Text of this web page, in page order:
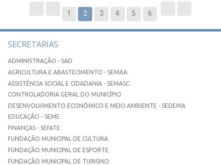
1 2 3 4 5 6
SECRETARIAS
ADMINISTRAÇÃO - SAD
AGRICULTURA E ABASTECIMENTO - SEMAA
ASSISTÊNCIA SOCIAL E CIDADANIA - SEMASC
CONTROLADORIA GERAL DO MUNICÍPIO
DESENVOLVIMENTO ECONÔMICO E MEIO AMBIENTE - SEDEMA
EDUCAÇÃO - SEME
FINANÇAS - SEFATE
FUNDAÇÃO MUNICIPAL DE CULTURA
FUNDAÇÃO MUNICIPAL DE ESPORTE
FUNDAÇÃO MUNICIPAL DE TURISMO